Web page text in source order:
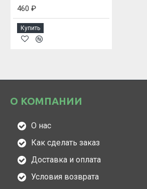
460 ₽
Купить
О КОМПАНИИ
О нас
Как сделать заказ
Доставка и оплата
Условия возврата